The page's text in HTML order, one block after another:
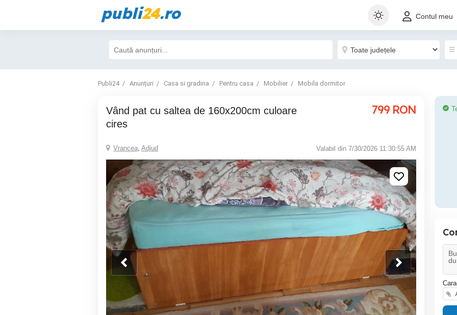
publi24.ro Contul meu
Publi24 Anunțuri Casa si gradina Pentru casa Mobilier Mobila dormitor
vând pat cu saltea de 160x200cm culoare
cires
799 RON
Vrancea, Adjud Valabil din 7/30/2026 11:30:55 AM